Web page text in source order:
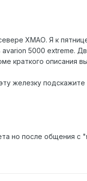
ХМАО. Я к
5000 extreme.
краткого описания
железку подскажите
но после общения с